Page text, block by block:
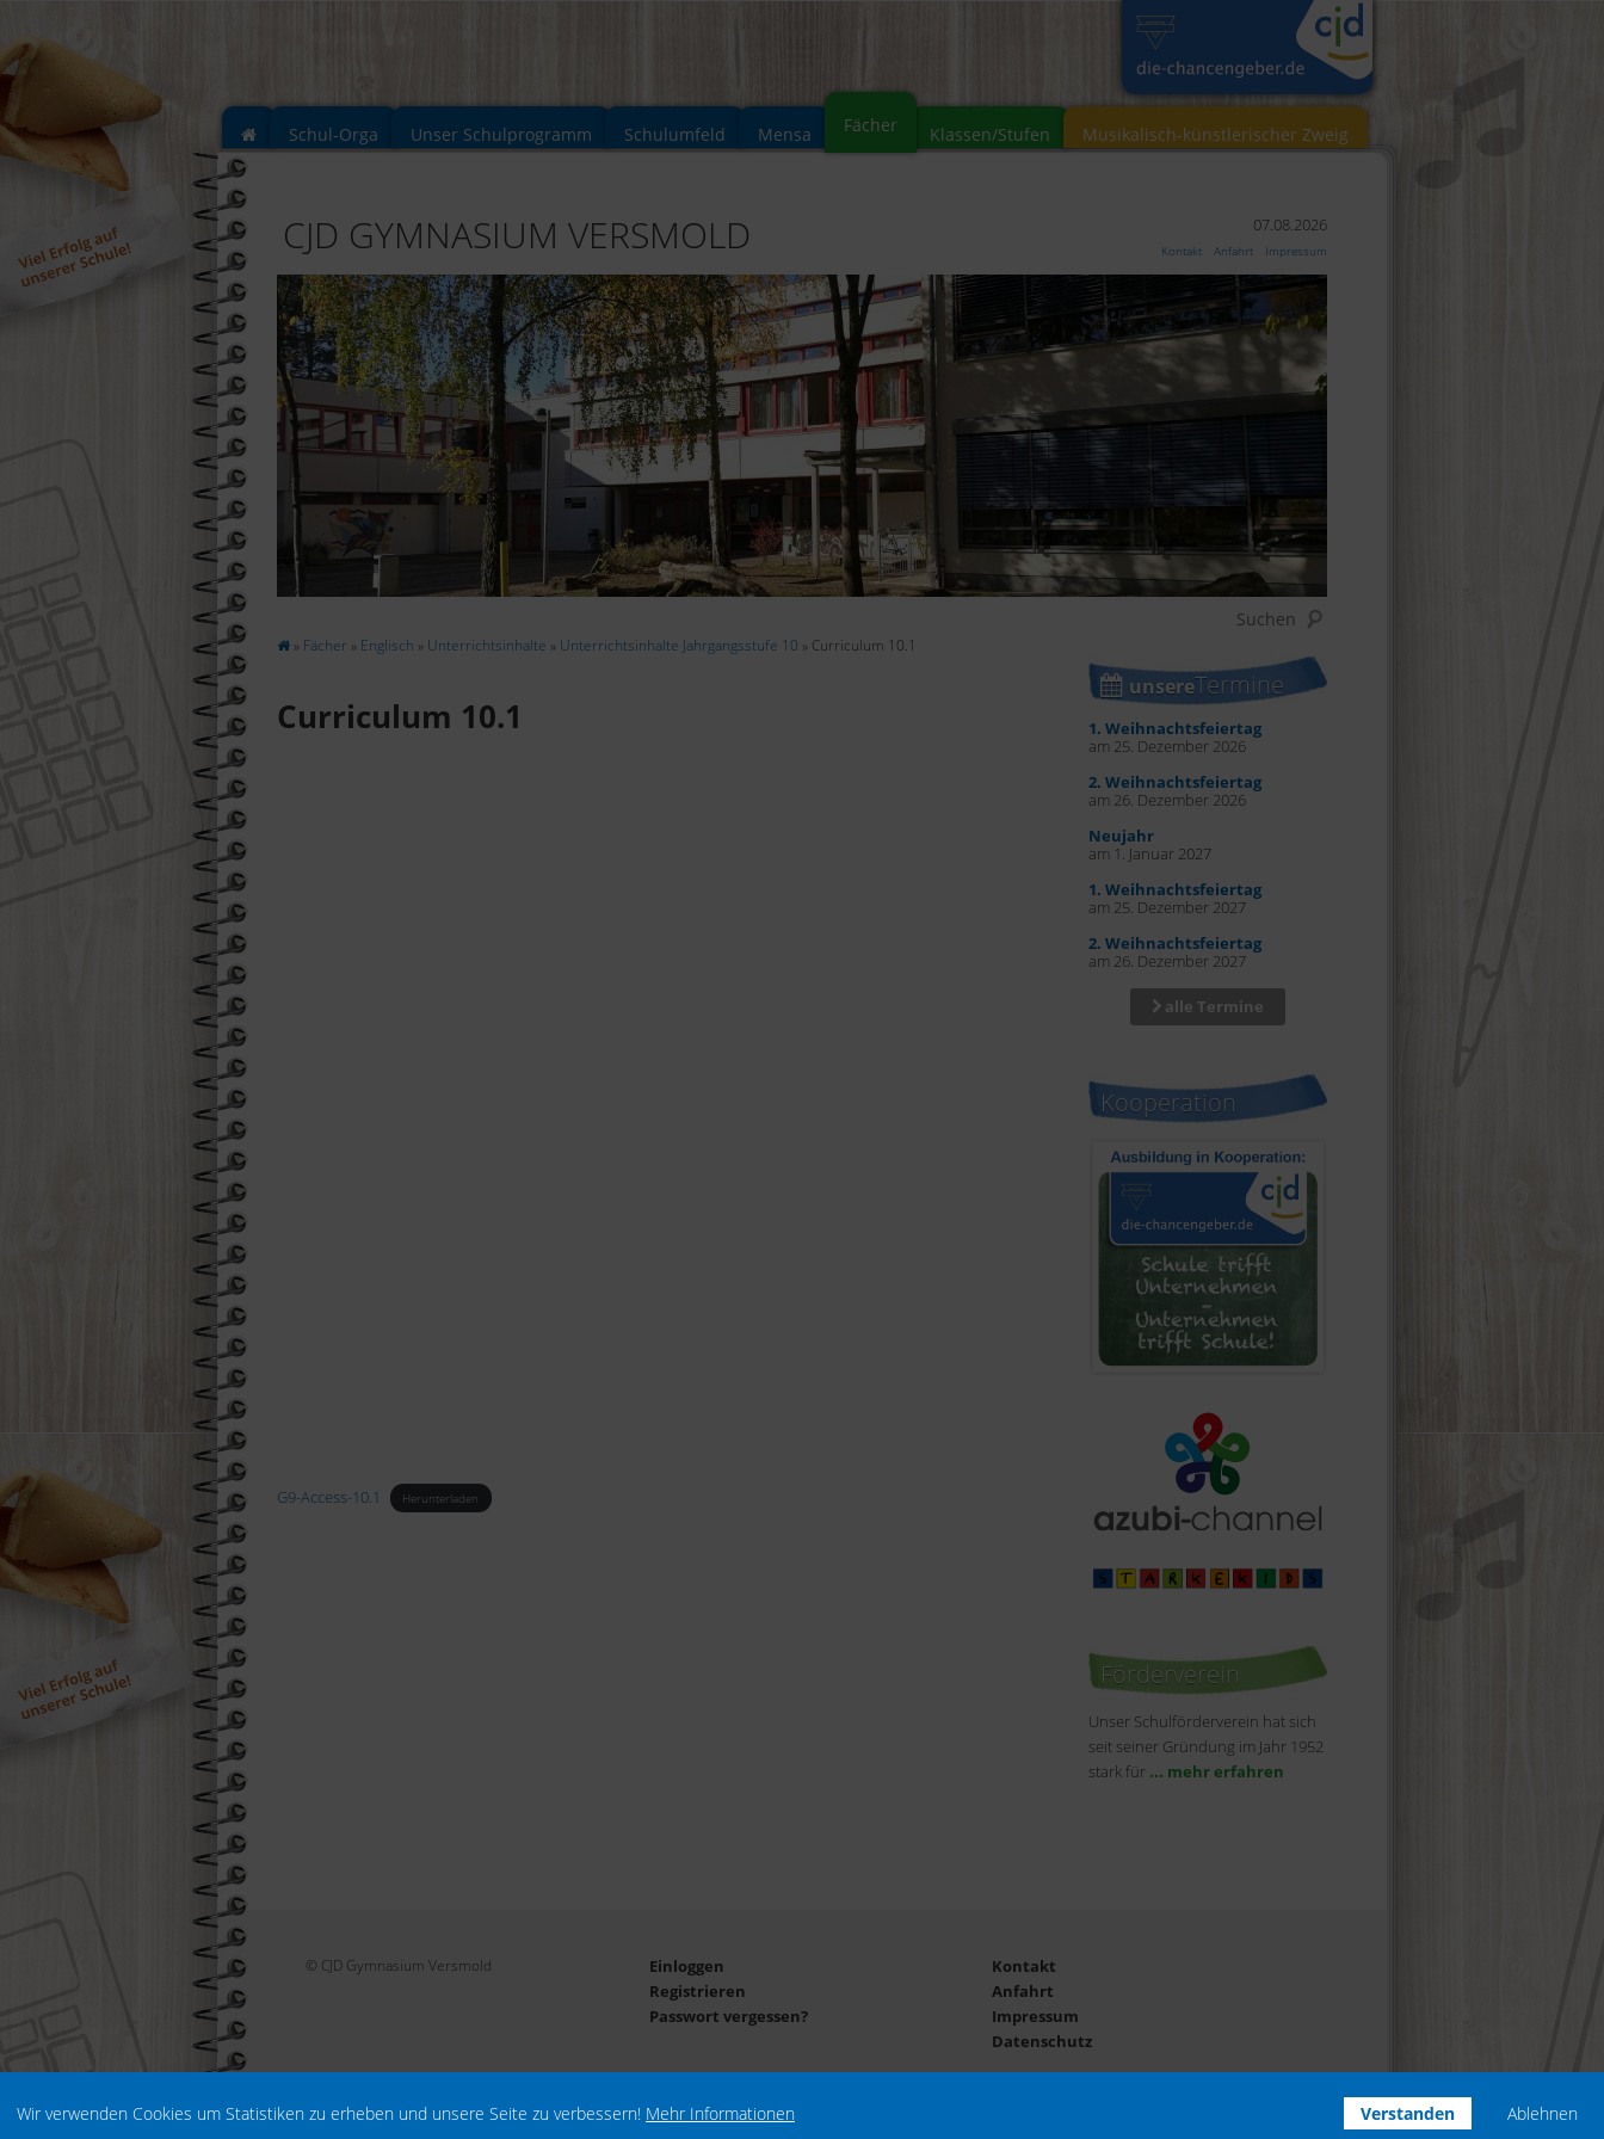
Wir verwenden Cookies um Statistiken zu erheben und unsere Seite zu verbessern! Mehr Informationen Verstanden Ablehnen
Schul-Orga Unser Schulprogramm Schulumfeld Mensa Fächer Klassen/Stufen Musikalisch-künstlerischer Zweig
CJD GYMNASIUM VERSMOLD 07.08.2026
Kontakt Anfahrt Impressum
» Fächer » Englisch » Unterrichtsinhalte » Unterrichtsinhalte Jahrgangsstufe 10 » Curriculum 10.1
Curriculum 10.1
G9-Access-10.1 Herunterladen
unsereTermine
1. Weihnachtsfeiertag
am 25. Dezember 2026
2. Weihnachtsfeiertag
am 26. Dezember 2026
Neujahr
am 1. Januar 2027
1. Weihnachtsfeiertag
am 25. Dezember 2027
2. Weihnachtsfeiertag
am 26. Dezember 2027
alle Termine
Kooperation
Förderverein
Unser Schulförderverein hat sich
seit seiner Gründung im Jahr 1952
stark für ... mehr erfahren
© CJD Gymnasium Versmold
Einloggen
Registrieren
Passwort vergessen?
Kontakt
Anfahrt
Impressum
Datenschutz